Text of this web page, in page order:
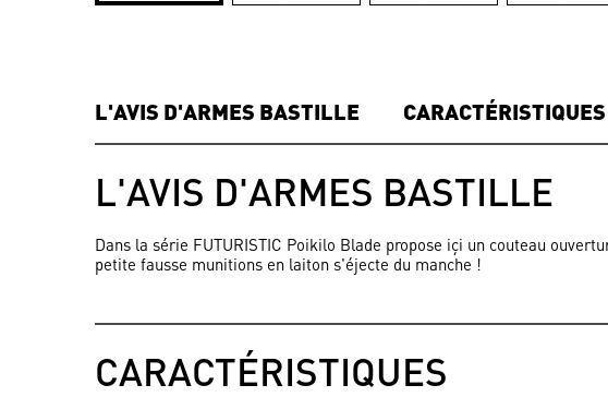
L'AVIS D'ARMES BASTILLE CARACTÉRISTIQUES
L'AVIS D'ARMES BASTILLE
Dans la série FUTURISTIC Poikilo Blade propose içi un couteau
petite fausse munitions en laiton s'éjecte du manche !
CARACTÉRISTIQUES